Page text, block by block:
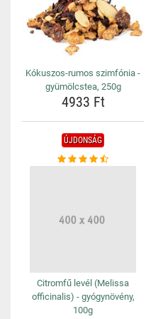
Kókuszos-rumos szimfónia -
gyümölcstea, 250g
4933 Ft
ÚJDONSÁG
Citromfű levél (Melissa
officinalis) - gyógynövény,
100g